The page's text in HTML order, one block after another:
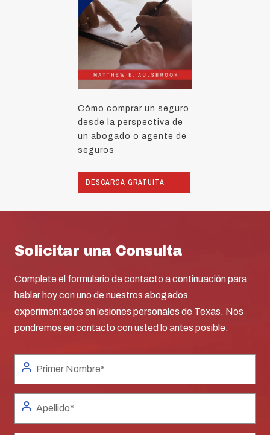
Cómo comprar un seguro
desde la perspectiva de
un abogado o agente de
seguros
DESCARGA GRATUITA
Solicitar una Consulta
Complete el formulario de contacto a continuación para
hablar hoy con uno de nuestros abogados
experimentados en lesiones personales de Texas. Nos
pondremos en contacto con usted lo antes posible.